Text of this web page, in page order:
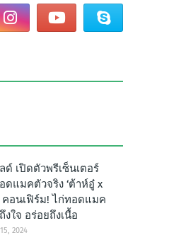
เปิดตัวพรีเซ็นเตอร์
แมคตัวจริง ‘ต้าห์อู๋ x
คอนเฟิร์ม! ไก่ทอดแมค
งใจ อร่อยถึงเนื้อ
2024